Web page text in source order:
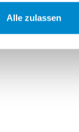
Alle zulassen